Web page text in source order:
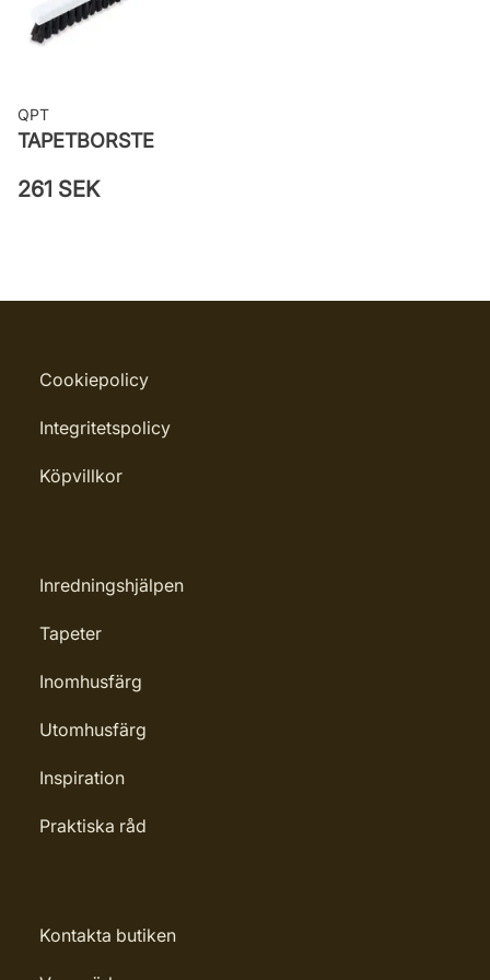
QPT
TAPETBORSTE
261 SEK
Cookiepolicy
Integritetspolicy
Köpvillkor
Inredningshjälpen
Tapeter
Inomhusfärg
Utomhusfärg
Inspiration
Praktiska råd
Kontakta butiken